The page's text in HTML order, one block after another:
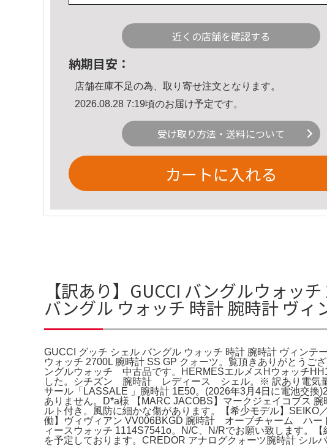
近くの店舗を確認する
納期目安：
店舗在庫不足の為、取り寄せ注文となります。
2026.08.28 7:19頃のお届け予定です。
受け取り方法・送料について
カートに入れる
【訳あり】GUCCI バングルウォッ
バングル ウォッチ 時計 腕時計 ヴィ
GUCCI グッチ シェル バングル ウォッチ 時計 腕時計 ヴィン
ウォッチ 2700L 腕時計 SS GP クォーツ。覧頂きありがとうご
ングルウォッチ 中古品です。HERMESエルメスHウォッチ
した。シチズン 腕時計 レディース シェル。※ 訳あり電気量
サール「LASSALE 」腕時計 1E50。(2026年3月4日に電池
ありません。D*a様 【MARC JACOBS】マークジェイコブス
ルト付き。風防に細かな傷があります。【希少モデル】
働】ヴィヴィアン VV006BKGD 腕時計 オーブチャーム ハー
ィースウォッチ 1114S7541o。N/C、N/Rでお願い致します。
を予定しております。CREDOR アナログクォーツ腕時計 シル